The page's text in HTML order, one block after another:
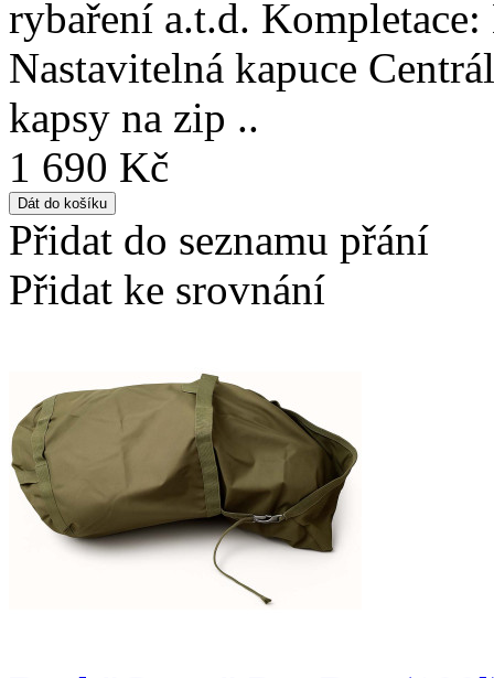
rybaření a.t.d.
Nastavitelná kapuce
kapsy na zip ..
1 690 Kč
Přidat do seznamu přání
Přidat ke srovnání